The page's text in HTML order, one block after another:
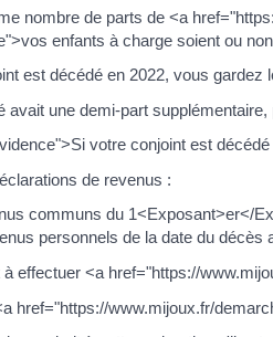
nombre de parts de <a
enfants à charge soient ou
est décédé en 2022, vous
avait une demi-part
votre conjoint est
de revenus :
communs du 1<Exposant>er</
personnels de la date du décès
effectuer <a href="https://
href="https://www.mijoux.fr/